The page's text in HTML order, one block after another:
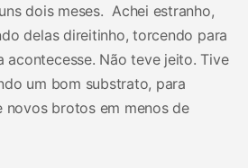
dois meses. Achei estranho,
delas direitinho, torcendo para
acontecesse. Não teve jeito. Tive
um bom substrato, para
novos brotos em menos de